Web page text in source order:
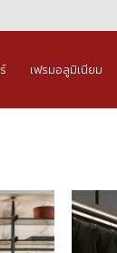
เฟรมอลูมิเนียม